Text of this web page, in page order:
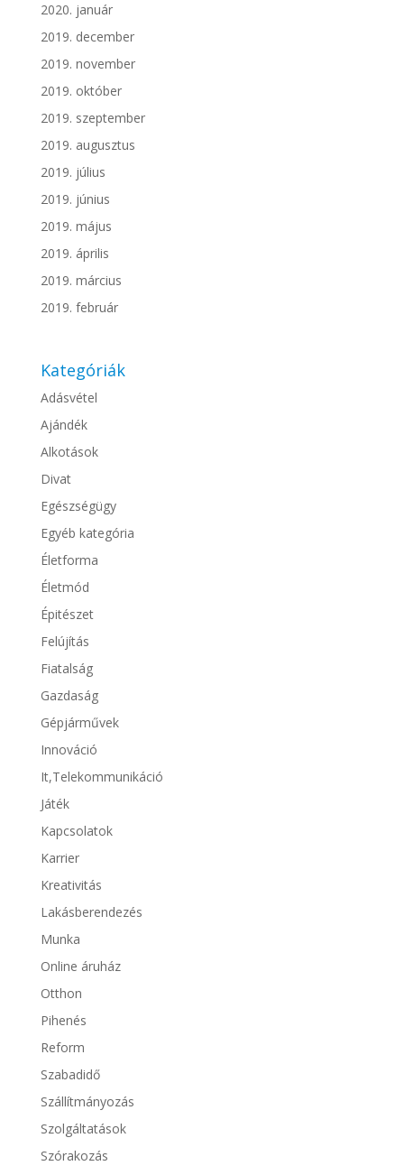
2020. január
2019. december
2019. november
2019. október
2019. szeptember
2019. augusztus
2019. július
2019. június
2019. május
2019. április
2019. március
2019. február
Kategóriák
Adásvétel
Ajándék
Alkotások
Divat
Egészségügy
Egyéb kategória
Életforma
Életmód
Épitészet
Felújítás
Fiatalság
Gazdaság
Gépjárművek
Innováció
It,Telekommunikáció
Játék
Kapcsolatok
Karrier
Kreativitás
Lakásberendezés
Munka
Online áruház
Otthon
Pihenés
Reform
Szabadidő
Szállítmányozás
Szolgáltatások
Szórakozás